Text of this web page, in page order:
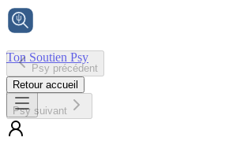
Ton Soutien Psy
Accueil
Psy précédent
Retour accueil
Psy suivant